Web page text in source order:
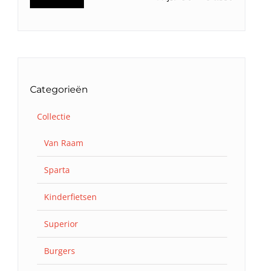
Max.
Categorieën
Collectie
Van Raam
Sparta
Kinderfietsen
Superior
Burgers